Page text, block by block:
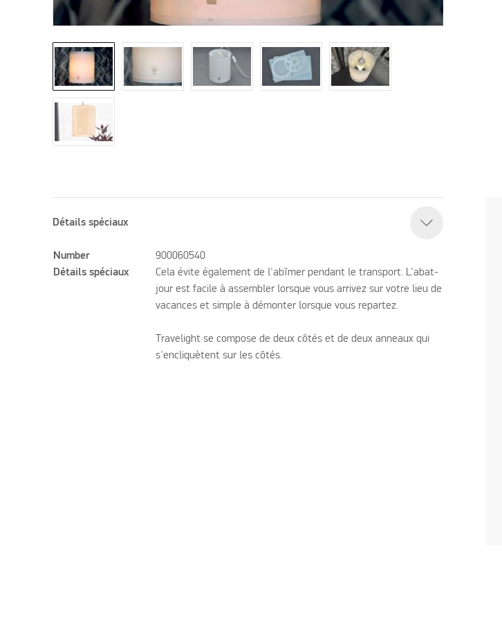
Détails spéciaux
Number
900060540
Détails spéciaux
Cela évite également de l'abîmer pendant le transport. L'abat-
jour est facile à assembler lorsque vous arrivez sur votre lieu de
vacances et simple à démonter lorsque vous repartez.
Travelight se compose de deux côtés et de deux anneaux qui
s'encliquètent sur les côtés.